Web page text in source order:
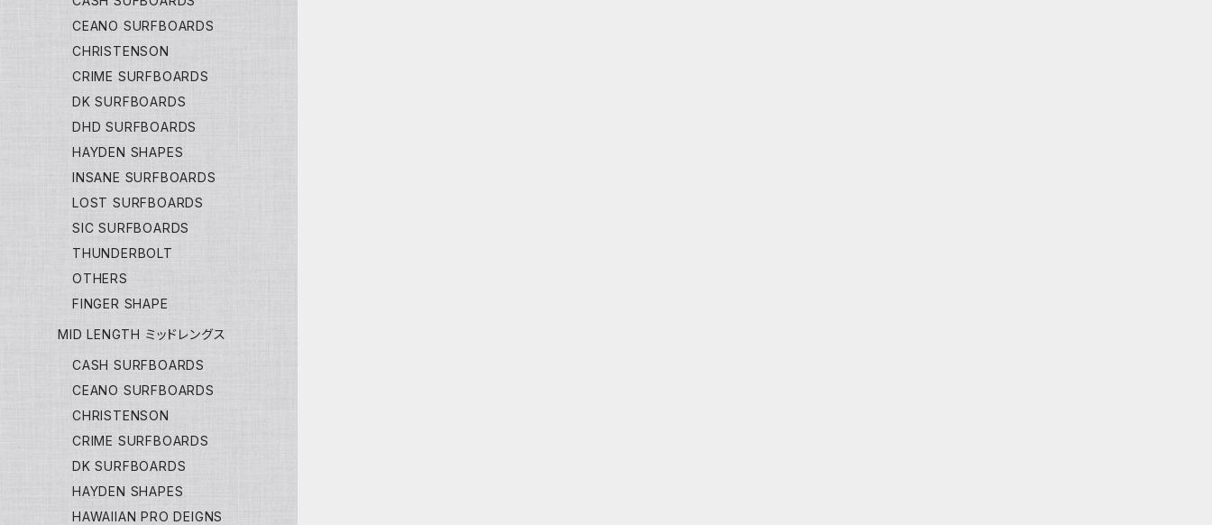
CEANO SURFBOARDS
CHRISTENSON
CRIME SURFBOARDS
DK SURFBOARDS
DHD SURFBOARDS
HAYDEN SHAPES
INSANE SURFBOARDS
LOST SURFBOARDS
SIC SURFBOARDS
THUNDERBOLT
OTHERS
FINGER SHAPE
MID LENGTH ミッドレングス
CASH SURFBOARDS
CEANO SURFBOARDS
CHRISTENSON
CRIME SURFBOARDS
DK SURFBOARDS
HAYDEN SHAPES
HAWAIIAN PRO DEIGNS